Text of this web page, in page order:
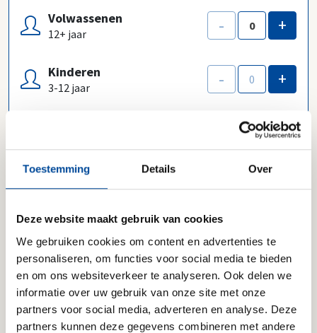
Toestemming Details Over
Deze website maakt gebruik van cookies
We gebruiken cookies om content en advertenties te
personaliseren, om functies voor social media te bieden
en om ons websiteverkeer te analyseren. Ook delen we
informatie over uw gebruik van onze site met onze
partners voor social media, adverteren en analyse. Deze
partners kunnen deze gegevens combineren met andere
Volwassenen
12+ jaar - +
Kinderen
3-12 jaar - +
+
Optioneel:Ja, ik wil per e-mail tips en interessante
aanbiedingen ontvangen.
Ik ga akkoord met deGebruiksvoorwaarden van
Verhuizen.nlen hetPrivacybeleid van
Verhuizen.nl. *